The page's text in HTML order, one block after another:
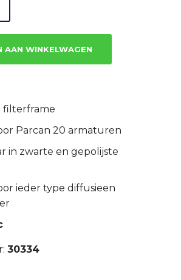
AAN WINKELWAGEN
filterframe
Parcan 20 armaturen
in zwarte en gepolijste
ieder type diffusieen
30334